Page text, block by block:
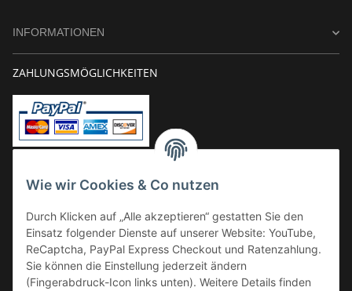
Wie wir Cookies & Co nutzen
Durch Klicken auf „Alle akzeptieren“ gestatten Sie den
Einsatz folgender Dienste auf unserer Website: YouTube,
ReCaptcha, PayPal Express Checkout und Ratenzahlung.
Sie können die Einstellung jederzeit ändern
(Fingerabdruck-Icon links unten). Weitere Details finden
INFORMATIONEN
ZAHLUNGSMÖGLICHKEITEN
Kauf auf Rechnung
VERSAND